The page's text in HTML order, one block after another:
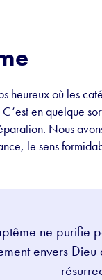
heureux où les
en quelque
Nous
le sens
ne purifie
envers